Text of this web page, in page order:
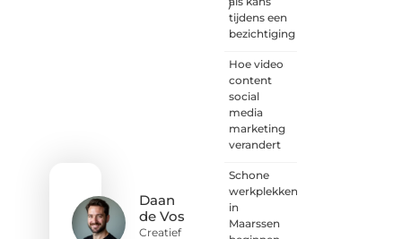
Daan
de Vos
Creatief
)
tijdens een
bezichtiging
Hoe video
content
social
media
marketing
verandert
Schone
werkplekken
in
Maarssen